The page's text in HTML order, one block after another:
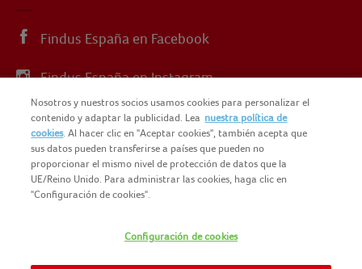
Findus España en Facebook
Findus España en Instagram
Findus España en X
POLÍTICA DE PRIVACIDAD
Nosotros y nuestros socios usamos cookies para personalizar el
contenido y adaptar la publicidad. Lea nuestra política de
cookies. Al hacer clic en "Aceptar cookies", también acepta que
sus datos pueden transferirse a países que pueden no
proporcionar el mismo nivel de protección de datos que la
UE/Reino Unido. Para administrar las cookies, haga clic en
"Configuración de cookies".
Configuración de cookies